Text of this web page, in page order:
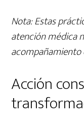
Nota: Estas
atención médica
Acción